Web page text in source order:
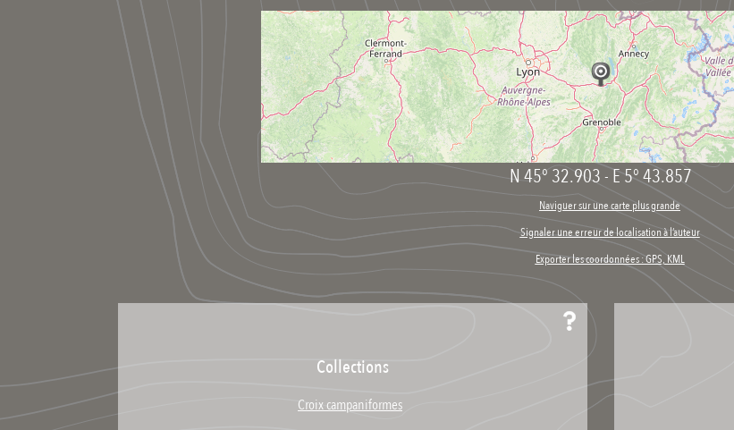
N 45° 32.903-E 5° 43.857
Naviguer sur une carte plus grande
Signaler une erreur de localisation à l’auteur
Exporter les coordonnées : GPS, KML
Collections
Croix campaniformes